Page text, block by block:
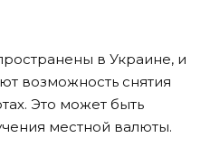
в Украине, и
возможность снятия
Это может быть
местной валюты.